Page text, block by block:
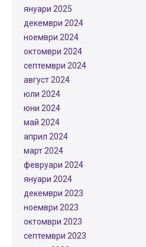
януари 2025
декември 2024
ноември 2024
октомври 2024
септември 2024
август 2024
юли 2024
юни 2024
май 2024
април 2024
март 2024
февруари 2024
януари 2024
декември 2023
ноември 2023
октомври 2023
септември 2023